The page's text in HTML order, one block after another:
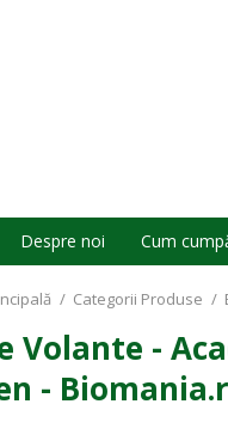
Despre noi Cum
/ Categorii Produse /
Volante -
-